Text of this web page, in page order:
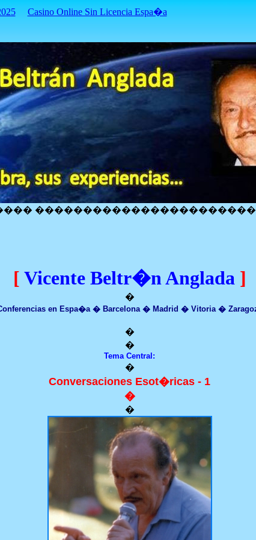
Casino Online Sin Licencia Espa�a
[ Vicente Beltr�n Anglada ]
�
en Espa�a � Barcelona � Madrid � Vitoria �
�
�
Tema Central:
�
Conversaciones Esot�ricas - 1
�
�